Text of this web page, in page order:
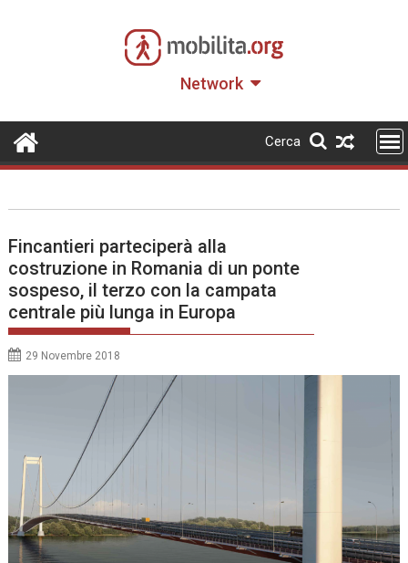
Network
Cerca
Fincantieri parteciperà alla
costruzione in Romania di un ponte
sospeso, il terzo con la campata
centrale più lunga in Europa
29 Novembre 2018